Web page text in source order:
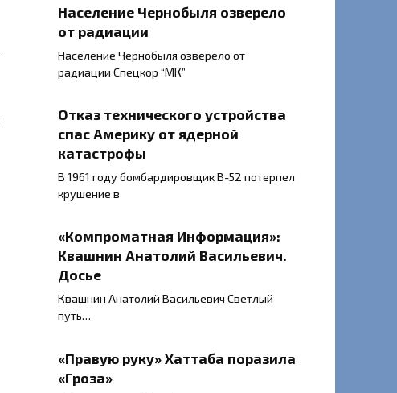
Население Чернобыля озверело
от радиации
Население Чернобыля озверело от
радиации Спецкор “МК”
Отказ технического устройства
спас Америку от ядерной
катастрофы
В 1961 году бомбардировщик В-52 потерпел
крушение в
«Компроматная Информация»:
Квашнин Анатолий Васильевич.
Досье
Квашнин Анатолий Васильевич Светлый
путь…
«Правую руку» Хаттаба поразила
«Гроза»